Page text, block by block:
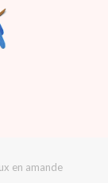
en amande